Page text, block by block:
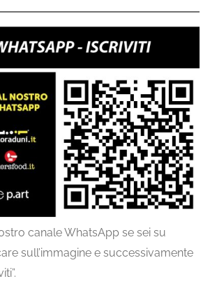
canale WhatsApp se sei su
sull’immagine e successivamente